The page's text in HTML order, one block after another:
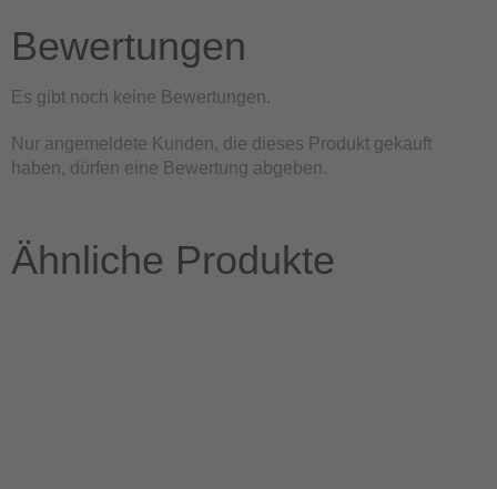
Bewertungen
Es gibt noch keine Bewertungen.
Nur angemeldete Kunden, die dieses Produkt gekauft
haben, dürfen eine Bewertung abgeben.
Ähnliche Produkte